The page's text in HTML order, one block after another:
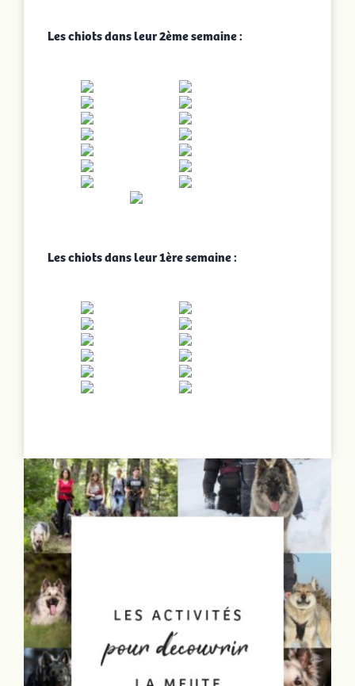
Les chiots dans leur 2ème semaine :
Les chiots dans leur 1ère semaine :